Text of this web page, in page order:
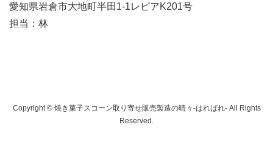
愛知県岩倉市大地町半田1-1レピアK201号
担当：林
Copyright © 焼き菓子スコーン取り寄せ販売製造の晴々-はればれ- All Rights
Reserved.